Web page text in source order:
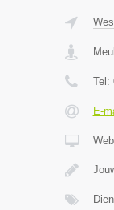
Tel:
E-